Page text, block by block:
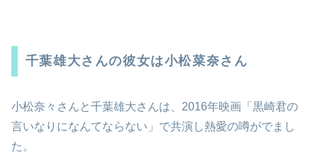
千葉雄大さんの彼女は小松菜奈さん
小松奈々さんと千葉雄大さんは、2016年映画「黒崎君の
言いなりになんてならない」で共演し熱愛の噂がでまし
た。